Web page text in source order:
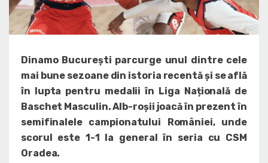
Dinamo București parcurge unul dintre cele
mai bune sezoane din istoria recentă și se află
în lupta pentru medalii în Liga Națională de
Baschet Masculin. Alb-roșii joacă în prezent în
semifinalele campionatului României, unde
scorul este 1-1 la general în seria cu CSM
Oradea.